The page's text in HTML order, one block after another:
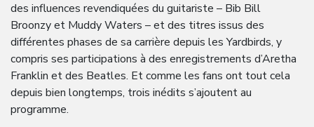
des influences revendiquées du guitariste – Bib Bill
Broonzy et Muddy Waters – et des titres issus des
différentes phases de sa carrière depuis les Yardbirds, y
compris ses participations à des enregistrements d’Aretha
Franklin et des Beatles. Et comme les fans ont tout cela
depuis bien longtemps, trois inédits s’ajoutent au
programme.